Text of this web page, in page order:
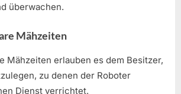
überwachen.
Mähzeiten
Mähzeiten erlauben es dem Besitzer,
zu denen der Roboter
Dienst verrichtet.